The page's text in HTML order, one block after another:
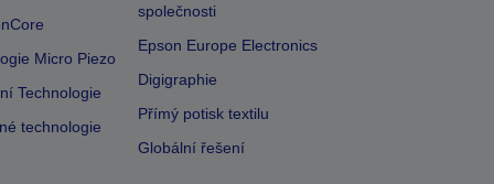
Micro Piezo
Technologie
technologie
společnosti
Epson Europe Electronics
Digigraphie
Přímý potisk textilu
Globální řešení